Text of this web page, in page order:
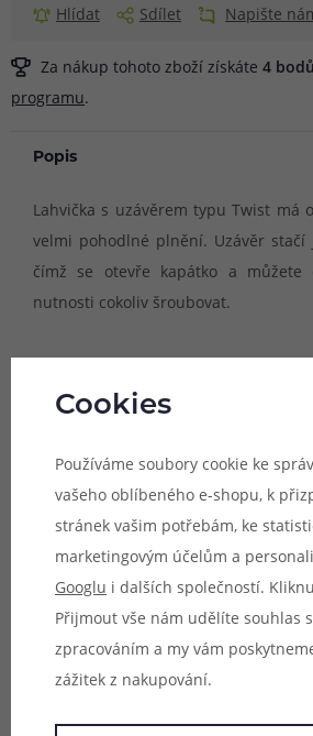
Hlídat
Sdílet Napište
Za nákup tohoto zboží získáte 4 bodů
programu.
Popis
Lahvička s uzávěrem typu Twist má
velmi pohodlné plnění. Uzávěr stačí
čímž se otevře kapátko a můžete
nutnosti cokoliv šroubovat.
Lahvička je vyrobena z čirého
takže se velmi dobře mačká a
Balení:3ks lahvičky vč. Twist uzávěru
Hodnocení (11)
Zeptejte se (0)
Cookies
Používáme soubory cookie ke
vašeho oblíbeného e-shopu, k
stránek vašim potřebám, ke
marketingovým účelům a
Googlu i dalších společností.
Přijmout vše nám udělíte souhlas
zpracováním a my vám
zážitek z nakupování.